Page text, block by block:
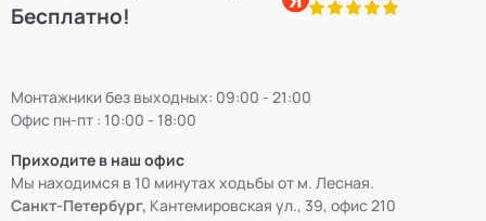
Бесплатно!
Монтажники без выходных: 09:00 - 21:00
Офис пн-пт : 10:00 - 18:00
Приходите в наш офис
Мы находимся в 10 минутах ходьбы от м. Лесная.
Санкт-Петербург, Кантемировская ул., 39, офис 210